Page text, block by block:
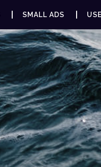
SMALL ADS